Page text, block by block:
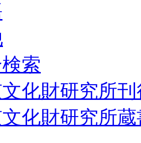
索
化財研究所
化財研究所